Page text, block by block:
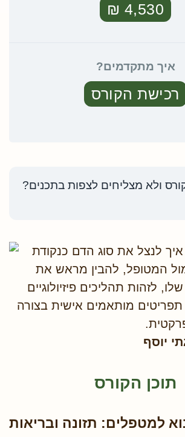
4,530 ₪
איך מתקדמים?
רכישת הקורס
ולא מצליחים לצפות בתכנים?
לנצל את סוג הדם כנקודת
המטופל, להבין מראש את
לזהות תהליכים פיזיולוגיים
תפריטים מותאמים אישית בצורה
יוסף
תוכן הקורס
1 - מבוא למטפלים: תזונה ובריאות